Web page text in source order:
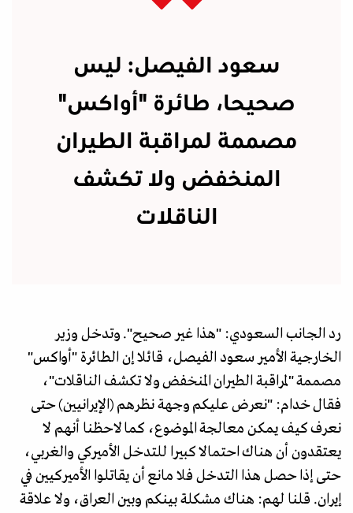
سعود الفيصل: ليس
صحيحا، طائرة "أواكس"
مصممة لمراقبة الطيران
المنخفض ولا تكشف
الناقلات
رد الجانب السعودي: "هذا غير صحيح". وتدخل وزير
الخارجية الأمير سعود الفيصل، قائلا إن الطائرة "أواكس"
مصممة "لمراقبة الطيران المنخفض ولا تكشف الناقلات"،
فقال خدام: "نعرض عليكم وجهة نظرهم (الإيرانيين) حتى
نعرف كيف يمكن معالجة الموضوع، كما لاحظنا أنهم لا
يعتقدون أن هناك احتمالا كبيرا للتدخل الأميركي والغربي،
حتى إذا حصل هذا التدخل فلا مانع أن يقاتلوا الأميركيين في
إيران. قلنا لهم: هناك مشكلة بينكم وبين العراق، ولا علاقة